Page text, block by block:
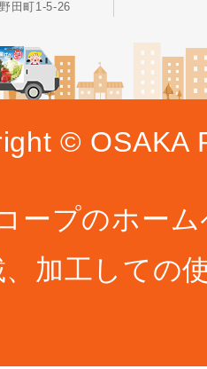
田町1-5-26
© OSAKA
ープのホー
、加工しての